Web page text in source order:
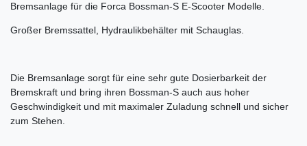
Bremsanlage für die Forca Bossman-S E-Scooter Modelle.
Großer Bremssattel, Hydraulikbehälter mit Schauglas.
Die Bremsanlage sorgt für eine sehr gute Dosierbarkeit der
Bremskraft und bring ihren Bossman-S auch aus hoher
Geschwindigkeit und mit maximaler Zuladung schnell und sicher
zum Stehen.